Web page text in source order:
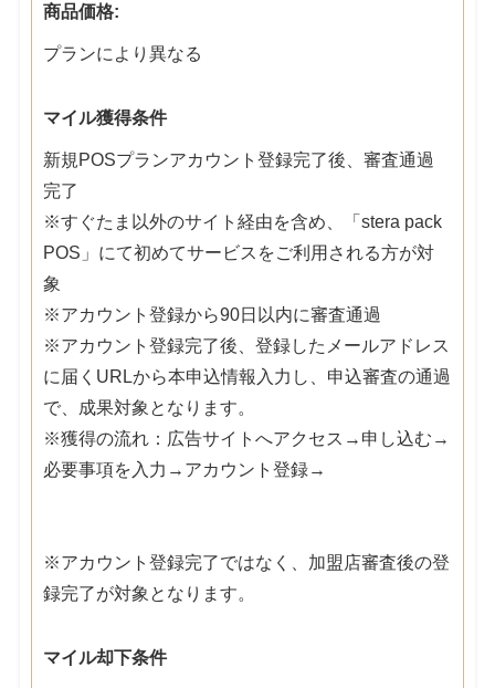
商品価格:
プランにより異なる
マイル獲得条件
新規POSプランアカウント登録完了後、審査通過
完了
※すぐたま以外のサイト経由を含め、「stera pack
POS」にて初めてサービスをご利用される方が対
象
※アカウント登録から90日以内に審査通過
※アカウント登録完了後、登録したメールアドレス
に届くURLから本申込情報入力し、申込審査の通過
で、成果対象となります。
※獲得の流れ：広告サイトへアクセス→申し込む→
必要事項を入力→アカウント登録→
※アカウント登録完了ではなく、加盟店審査後の登
録完了が対象となります。
マイル却下条件